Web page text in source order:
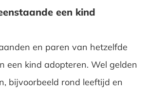
een kind
en paren van hetzelfde
een kind adopteren. Wel gelden
bijvoorbeeld rond leeftijd en